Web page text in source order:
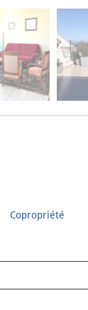
Copropriété